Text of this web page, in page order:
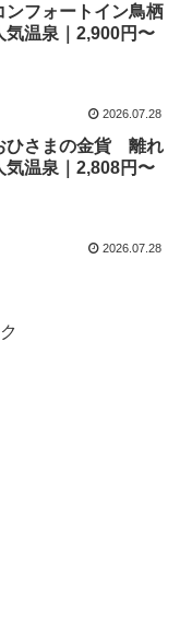
ンフォートイン鳥栖
気温泉｜2,900円〜
2026.07.28
ひさまの金貨 離れ
気温泉｜2,808円〜
2026.07.28